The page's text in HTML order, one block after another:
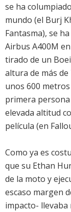
se ha
mundo (el Burj
Fantasma), se
Airbus A400M
tirado de un
altura de más
unos 600
primera persona
elevada altitud
película (en
Como ya es
que su Ethan
de la moto y
escaso margen
impacto-